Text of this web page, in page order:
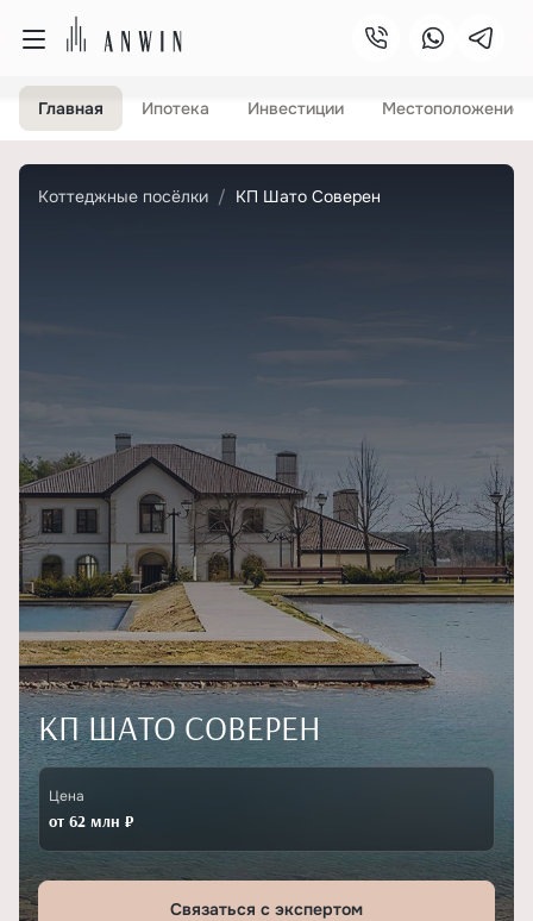
Главная Ипотека Инвестиции Местоположение
Коттеджные посёлки КП Шато Соверен
КП ШАТО СОВЕРЕН
Цена
от 62 млн ₽
Связаться с экспертом